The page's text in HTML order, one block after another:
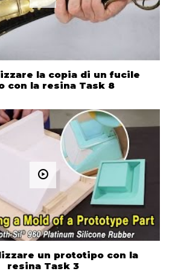
la copia di un fucile
con la resina Task 8
un prototipo con la
resina Task 3